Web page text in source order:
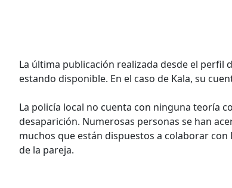
La última publicación realizada desde el perfil
estando disponible. En el caso de Kala, su
La policía local no cuenta con ninguna teoría
desaparición. Numerosas personas se han
muchos que están dispuestos a colaborar
de la pareja.